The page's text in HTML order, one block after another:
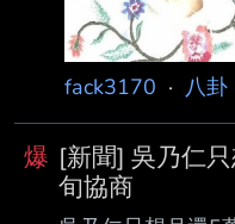
fack3170 · 八卦
爆 [新聞] 吳乃仁
旬協商